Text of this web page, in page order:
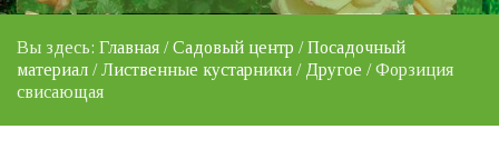
Вы здесь: Главная /Садовый центр /Посадочный
материал /Лиственные кустарники / Другое / Форзиция
свисающая